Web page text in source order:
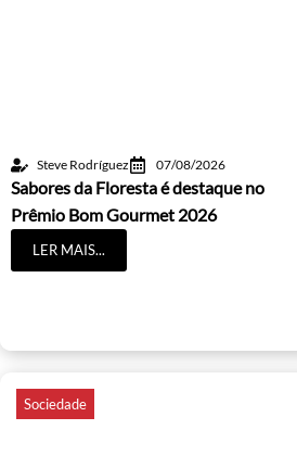
Steve Rodríguez 07/08/2026
Sabores da Floresta é destaque no
Prêmio Bom Gourmet 2026
LER MAIS...
Sociedade